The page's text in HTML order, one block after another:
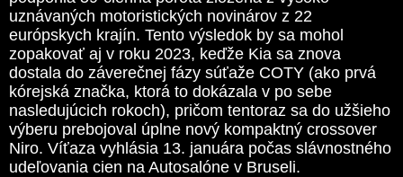
uznávaných motoristických novinárov z 22
európskych krajín. Tento výsledok by sa mohol
zopakovať aj v roku 2023, keďže Kia sa znova
dostala do záverečnej fázy súťaže COTY (ako prvá
kórejská značka, ktorá to dokázala v po sebe
nasledujúcich rokoch), pričom tentoraz sa do užšieho
výberu prebojoval úplne nový kompaktný crossover
Niro. Víťaza vyhlásia 13. januára počas slávnostného
udeľovania cien na Autosalóne v Bruseli.